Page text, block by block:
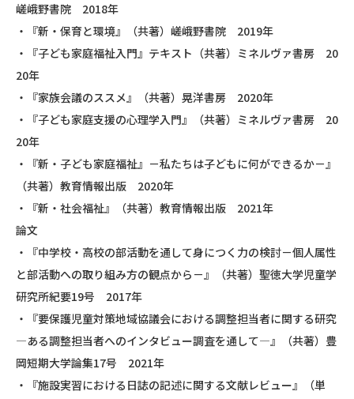
嵯峨野書院 2018年
・『新・保育と環境』（共著）嵯峨野書院 2019年
・『子ども家庭福祉入門』テキスト（共著）ミネルヴァ書房 20
20年
・『家族会議のススメ』（共著）晃洋書房 2020年
・『子ども家庭支援の心理学入門』（共著）ミネルヴァ書房 20
20年
・『新・子ども家庭福祉』－私たちは子どもに何ができるか－』
（共著）教育情報出版 2020年
・『新・社会福祉』（共著）教育情報出版 2021年
論文
・『中学校・高校の部活動を通して身につく力の検討－個人属性
と部活動への取り組み方の観点から－』（共著）聖徳大学児童学
研究所紀要19号 2017年
・『要保護児童対策地域協議会における調整担当者に関する研究
―ある調整担当者へのインタビュー調査を通して―』（共著）豊
岡短期大学論集17号 2021年
・『施設実習における日誌の記述に関する文献レビュー』（単